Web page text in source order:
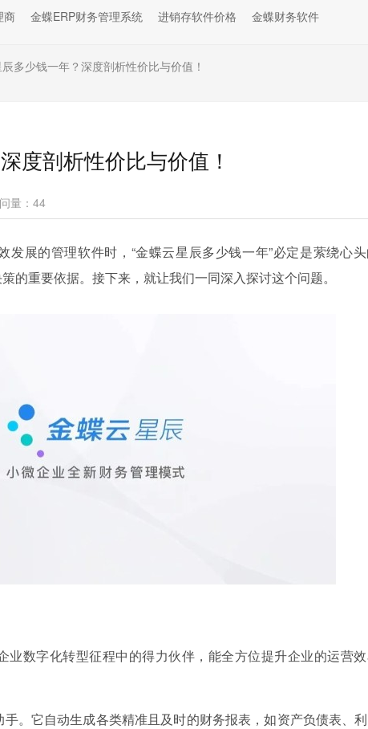
商 金蝶ERP财务管理系统 进销存软件价格 金蝶财务软件
多少钱一年？深度剖析性价比与价值！
度剖析性价比与价值！
量： 44
展的管理软件时，“金蝶云星辰多少钱一年”必定是萦绕心
的重要依据。接下来，就让我们一同深入探讨这个问题。
业数字化转型征程中的得力伙伴，能全方位提升企业的运营
。它自动生成各类精准且及时的财务报表，如资产负债表、